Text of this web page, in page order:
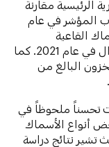
التجارية الرئيسية مقارنةً
المؤشر في عام
30 من الأسماك القاعية
والسطحية وتمثل 95.9% من عمليات الإنزال في عام 2021. كما
البالغ من
تحسناً ملحوظاً في
السمكي خلال عام 2021 لبعض أنواع الأسماك
تشير نتائج دراسة